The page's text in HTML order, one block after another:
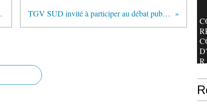
TGV SUD invité à participer au débat public mardi 9 juin......